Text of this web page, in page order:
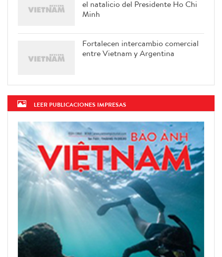
el natalicio del Presidente Ho Chi
Minh
Fortalecen intercambio comercial
entre Vietnam y Argentina
LEER PUBLICACIONES IMPRESAS